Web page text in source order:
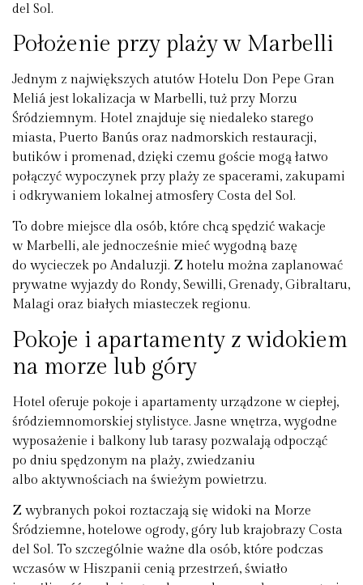
del Sol.
Położenie przy plaży w Marbelli
Jednym z największych atutów Hotelu Don Pepe Gran
Meliá jest lokalizacja w Marbelli, tuż przy Morzu
Śródziemnym. Hotel znajduje się niedaleko starego
miasta, Puerto Banús oraz nadmorskich restauracji,
butików i promenad, dzięki czemu goście mogą łatwo
połączyć wypoczynek przy plaży ze spacerami, zakupami
i odkrywaniem lokalnej atmosfery Costa del Sol.
To dobre miejsce dla osób, które chcą spędzić wakacje
w Marbelli, ale jednocześnie mieć wygodną bazę
do wycieczek po Andaluzji. Z hotelu można zaplanować
prywatne wyjazdy do Rondy, Sewilli, Grenady, Gibraltaru,
Malagi oraz białych miasteczek regionu.
Pokoje i apartamenty z widokiem
na morze lub góry
Hotel oferuje pokoje i apartamenty urządzone w ciepłej,
śródziemnomorskiej stylistyce. Jasne wnętrza, wygodne
wyposażenie i balkony lub tarasy pozwalają odpocząć
po dniu spędzonym na plaży, zwiedzaniu
albo aktywnościach na świeżym powietrzu.
Z wybranych pokoi roztaczają się widoki na Morze
Śródziemne, hotelowe ogrody, góry lub krajobrazy Costa
del Sol. To szczególnie ważne dla osób, które podczas
wczasów w Hiszpanii cenią przestrzeń, światło